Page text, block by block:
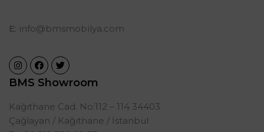
E: info@bmsmobilya.com
BMS Showroom
Kağıthane Cad. No:112 – 114 34403
Çağlayan / Kağıthane / İstanbul